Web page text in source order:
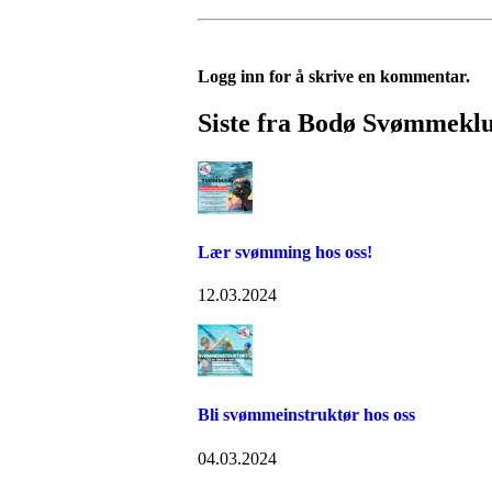
Logg inn for å skrive en kommentar.
Siste fra Bodø
Lær svømming hos oss!
12.03.2024
Bli svømmeinstruktør hos oss
04.03.2024